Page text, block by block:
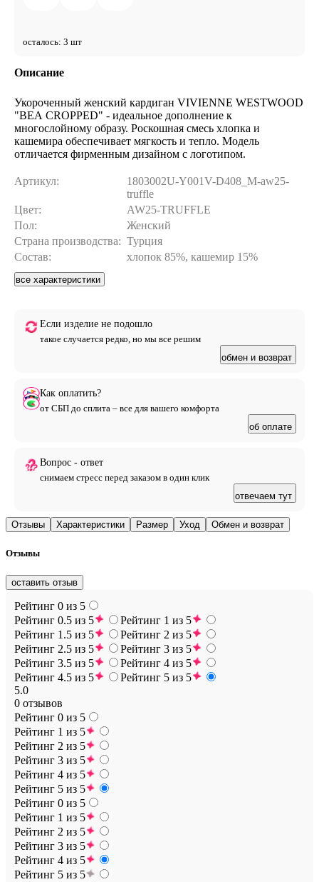
осталось: 3 шт
Описание
Укороченный женский кардиган VIVIENNE WESTWOOD
"BEA CROPPED" - идеальное дополнение к
многослойному образу. Роскошная смесь хлопка и
кашемира обеспечивает мягкость и тепло. Модель
отличается фирменным дизайном с логотипом.
Артикул:
1803002U-Y001V-D408_M-aw25-
truffle
Цвет:
AW25-TRUFFLE
Пол:
Женский
Страна производства: Турция
Состав:
хлопок 85%, кашемир 15%
все характеристики
Если изделие не подошло
такое случается редко, но мы все решим
обмен и возврат
Как оплатить?
от СБП до сплита – все для вашего комфорта
об оплате
Вопрос - ответ
снимаем стресс перед заказом в один клик
отвечаем тут
Отзывы Характеристики Размер Уход Обмен и возврат
Отзывы
оставить отзыв
Рейтинг 0 из 5
Рейтинг 0.5 из 5
Рейтинг 1 из 5
Рейтинг 1.5 из 5
Рейтинг 2 из 5
Рейтинг 2.5 из 5
Рейтинг 3 из 5
Рейтинг 3.5 из 5
Рейтинг 4 из 5
Рейтинг 4.5 из 5
Рейтинг 5 из 5
5.0
0 отзывов
Рейтинг 0 из 5
Рейтинг 1 из 5
Рейтинг 2 из 5
Рейтинг 3 из 5
Рейтинг 4 из 5
Рейтинг 5 из 5
Рейтинг 0 из 5
Рейтинг 1 из 5
Рейтинг 2 из 5
Рейтинг 3 из 5
Рейтинг 4 из 5
Рейтинг 5 из 5